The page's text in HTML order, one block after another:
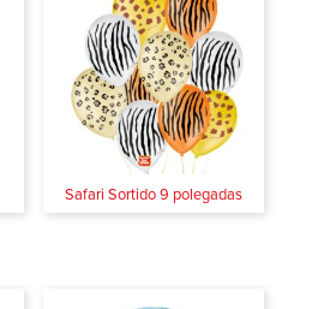
Safari Sortido 9 polegadas